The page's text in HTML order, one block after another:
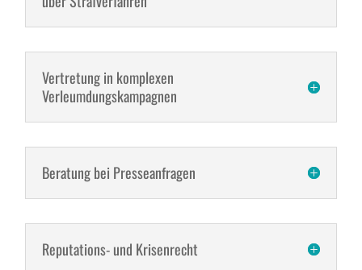
Vertretung in komplexen
Verleumdungskampagnen
Beratung bei Presseanfragen
Reputations- und Krisenrecht